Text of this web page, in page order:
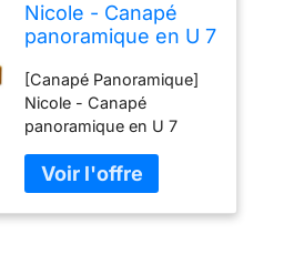
Nicole - Canapé
panoramique en U 7
avec coffre en tissu
[Canapé Panoramique]
Nicole - Canapé
panoramique en U 7
coffre en tissu offre une
assise XXL idéale pour
les grandes familles et